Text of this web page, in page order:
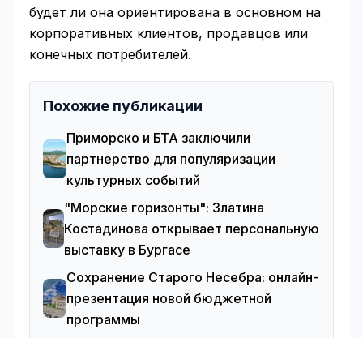
будет ли она ориентирована в основном на
корпоративных клиентов, продавцов или
конечных потребителей.
Похожие публикации
Приморско и БТА заключили
партнерство для популяризации
культурных событий
"Морские горизонты": Златина
Костадинова открывает персональную
выставку в Бургасе
Сохранение Старого Несебра: онлайн-
презентация новой бюджетной
программы